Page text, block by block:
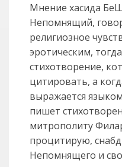
Мнение хасида
Непомнящий,
религиозное
эротическим,
стихотворение,
цитировать, а
выражается
пишет
митрополиту
процитирую,
Непомнящего и